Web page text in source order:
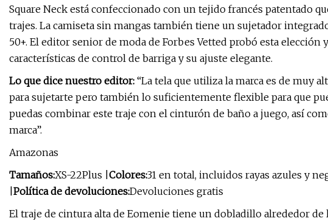
Square Neck está confeccionado con un tejido francés patentado
trajes. La camiseta sin mangas también tiene un sujetador
50+. El editor senior de moda de Forbes Vetted probó esta elección
características de control de barriga y su ajuste elegante.
Lo que dice nuestro editor: “La tela que utiliza la marca es de muy
para sujetarte pero también lo suficientemente flexible para que
puedas combinar este traje con el cinturón de baño a juego, así
marca”.
Amazonas
Tamaños:XS-22Plus | Colores:31 en total, incluidos rayas azules y
Política de devoluciones:Devoluciones gratis
El traje de cintura alta de Eomenie tiene un dobladillo alrededor